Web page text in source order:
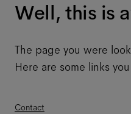
Well, this is
The page you were
Here are some links
Contact